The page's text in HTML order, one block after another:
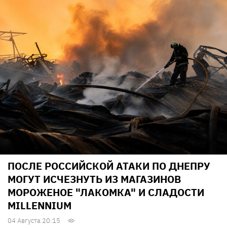
ПОСЛЕ РОССИЙСКОЙ АТАКИ ПО ДНЕПРУ
МОГУТ ИСЧЕЗНУТЬ ИЗ МАГАЗИНОВ
МОРОЖЕНОЕ "ЛАКОМКА" И СЛАДОСТИ
MILLENNIUM
04 Августа 20:15